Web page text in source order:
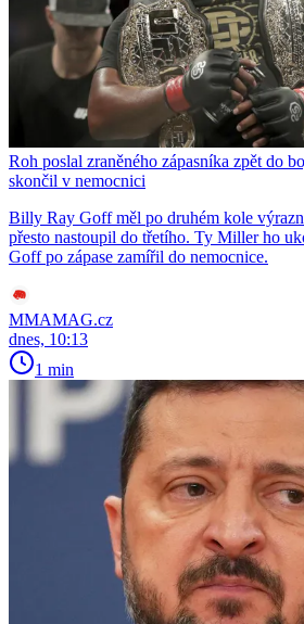
Roh poslal zraněného zápasníka zpět do
skončil v nemocnici
Billy Ray Goff měl po druhém kole
přesto nastoupil do třetího. Ty Miller ho
Goff po zápase zamířil do nemocnice.
MMAMAG.cz
dnes, 10:13
1 min